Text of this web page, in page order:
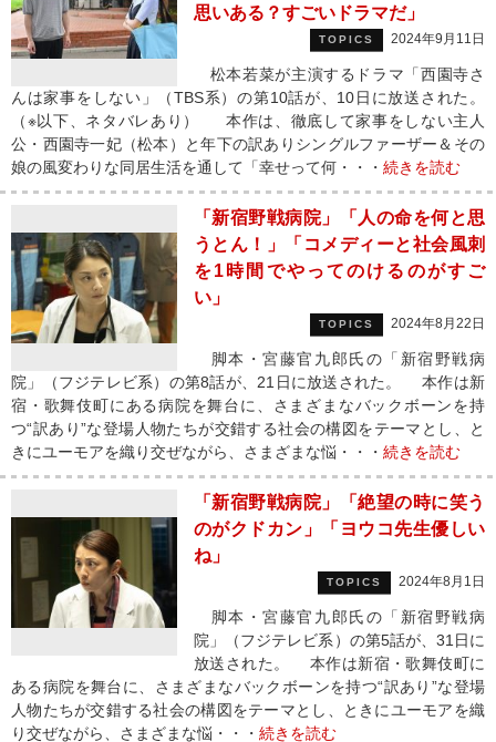
思いある？すごいドラマだ」
TOPICS 2024年9月11日
松本若菜が主演するドラマ「西園寺さ
んは家事をしない」（TBS系）の第10話が、10日に放送された。
（※以下、ネタバレあり） 本作は、徹底して家事をしない主人
公・西園寺一妃（松本）と年下の訳ありシングルファーザー＆その
娘の風変わりな同居生活を通して「幸せって何・・・ 続きを読む
「新宿野戦病院」「人の命を何と思
うとん！」「コメディーと社会風刺
を1時間でやってのけるのがすご
い」
TOPICS 2024年8月22日
脚本・宮藤官九郎氏の「新宿野戦病
院」（フジテレビ系）の第8話が、21日に放送された。 本作は新
宿・歌舞伎町にある病院を舞台に、さまざまなバックボーンを持
つ“訳あり”な登場人物たちが交錯する社会の構図をテーマとし、と
きにユーモアを織り交ぜながら、さまざまな悩・・・ 続きを読む
「新宿野戦病院」「絶望の時に笑う
のがクドカン」「ヨウコ先生優しい
ね」
TOPICS 2024年8月1日
脚本・宮藤官九郎氏の「新宿野戦病
院」（フジテレビ系）の第5話が、31日に
放送された。 本作は新宿・歌舞伎町に
ある病院を舞台に、さまざまなバックボーンを持つ“訳あり”な登場
人物たちが交錯する社会の構図をテーマとし、ときにユーモアを織
り交ぜながら、さまざまな悩・・・ 続きを読む